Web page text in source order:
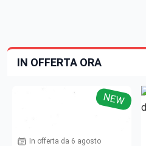
IN OFFERTA ORA
NEW
In offerta da 6 agosto